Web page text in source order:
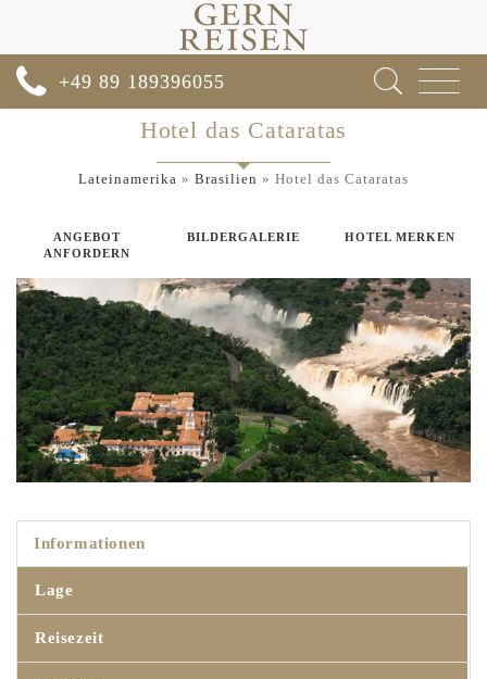
Toggle
+49 89 189396055
Hotel das Cataratas
Lateinamerika » Brasilien » Hotel das Cataratas
ANGEBOT
ANFORDERN
BILDERGALERIE HOTEL MERKEN
Informationen
Lage
Reisezeit